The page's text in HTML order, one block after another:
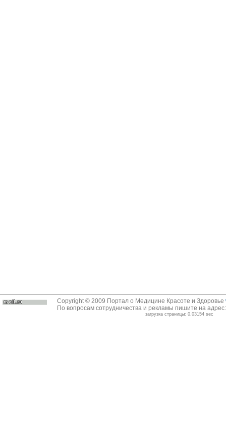
Copyright © 2009 Портал о Медицине Красоте и Здоровье
По вопросам сотрудничества и рекламы пишите на
загрузка страницы: 0.03154 sec